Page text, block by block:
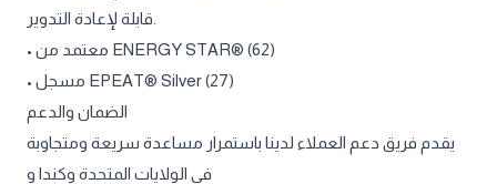
• معتمد من ENERGY STAR® (62)
• مسجل EPEAT® Silver (27)
الضمان والدعم
يقدم فريق دعم العملاء لدينا باستمرار مساعدة سريعة ومتجاوبة
في الولايات المتحدة وكندا و